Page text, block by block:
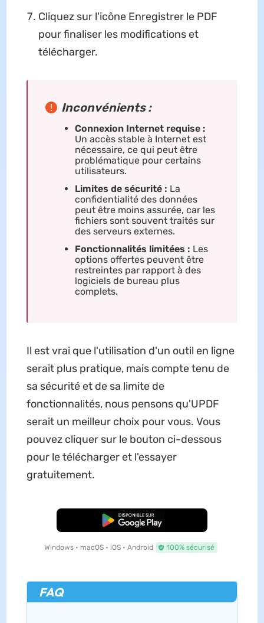
Cliquez sur l'icône Enregistrer le PDF
pour finaliser les modifications et
télécharger.
Inconvénients :
Connexion Internet requise :
Un accès stable à Internet est
nécessaire, ce qui peut être
problématique pour certains
utilisateurs.
Limites de sécurité : La
confidentialité des données
peut être moins assurée, car les
fichiers sont souvent traités sur
des serveurs externes.
Fonctionnalités limitées : Les
options offertes peuvent être
restreintes par rapport à des
logiciels de bureau plus
complets.
Il est vrai que l'utilisation d'un outil en ligne
serait plus pratique, mais compte tenu de
sa sécurité et de sa limite de
fonctionnalités, nous pensons qu'UPDF
serait un meilleur choix pour vous. Vous
pouvez cliquer sur le bouton ci-dessous
pour le télécharger et l'essayer
gratuitement.
TÉLÉCHARGER
Windows • macOS • iOS • Android 100% sécurisé
FAQ